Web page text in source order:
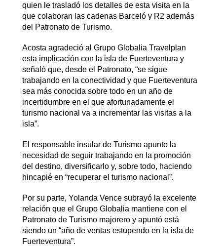
quien le trasladó los detalles de esta visita en la
que colaboran las cadenas Barceló y R2 además
del Patronato de Turismo.
Acosta agradeció al Grupo Globalia Travelplan
esta implicación con la isla de Fuerteventura y
señaló que, desde el Patronato, “se sigue
trabajando en la conectividad y que Fuerteventura
sea más conocida sobre todo en un año de
incertidumbre en el que afortunadamente el
turismo nacional va a incrementar las visitas a la
isla”.
El responsable insular de Turismo apunto la
necesidad de seguir trabajando en la promoción
del destino, diversificarlo y, sobre todo, haciendo
hincapié en “recuperar el turismo nacional”.
Por su parte, Yolanda Vence subrayó la excelente
relación que el Grupo Globalia mantiene con el
Patronato de Turismo majorero y apuntó está
siendo un “año de ventas estupendo en la isla de
Fuerteventura”.